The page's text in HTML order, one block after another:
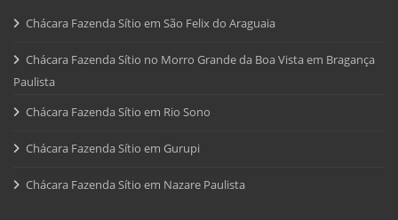
Chácara Fazenda Sítio em São Felix do Araguaia
Chácara Fazenda Sítio no Morro Grande da Boa Vista em Bragança
Paulista
Chácara Fazenda Sítio em Rio Sono
Chácara Fazenda Sítio em Gurupi
Chácara Fazenda Sítio em Nazare Paulista